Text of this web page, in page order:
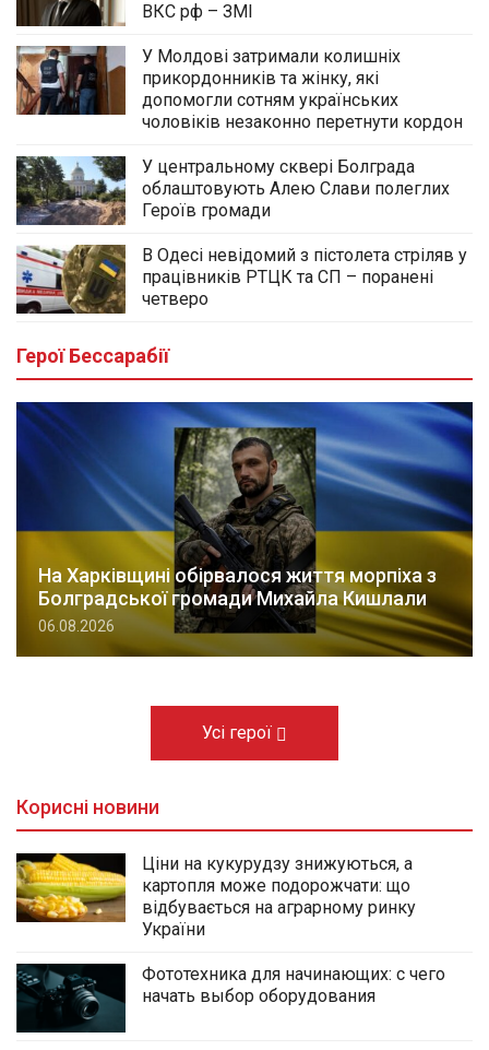
ВКС рф – ЗМІ
У Молдові затримали колишніх
прикордонників та жінку, які
допомогли сотням українських
чоловіків незаконно перетнути кордон
У центральному сквері Болграда
облаштовують Алею Слави полеглих
Героїв громади
В Одесі невідомий з пістолета стріляв у
працівників РТЦК та СП – поранені
четверо
Герої Бессарабії
На Харківщині обірвалося життя морпіха з
Болградської громади Михайла Кишлали
06.08.2026
Усі герої
Корисні новини
Ціни на кукурудзу знижуються, а
картопля може подорожчати: що
відбувається на аграрному ринку
України
Фототехника для начинающих: с чего
начать выбор оборудования